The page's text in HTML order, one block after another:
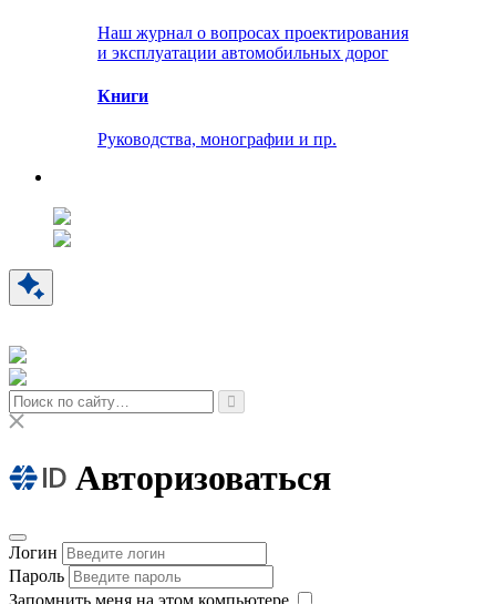
Наш журнал о вопросах проектирования
и эксплуатации автомобильных дорог
Книги
Руководства, монографии и пр.
Авторизоваться
Логин
Пароль